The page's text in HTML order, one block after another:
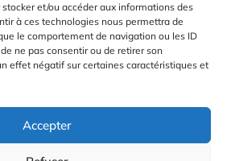
et/ou accéder aux informations des
à ces technologies nous permettra de
le comportement de navigation ou les ID
ne pas consentir ou de retirer son
effet négatif sur certaines caractéristiques et
Accepter
des Cookies